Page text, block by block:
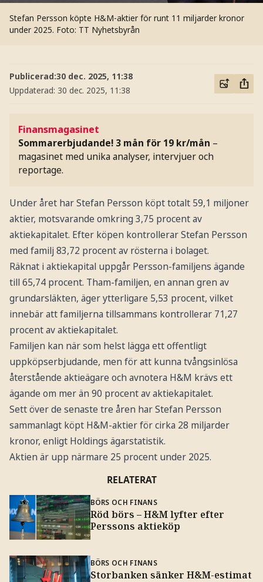
Stefan Persson köpte H&M-aktier för runt 11 miljarder kronor
under 2025. Foto: TT Nyhetsbyrån
Publicerad:30 dec. 2025, 11:38
Uppdaterad: 30 dec. 2025, 11:38
Finansmagasinet
Sommarerbjudande! 3 mån för 19 kr/mån –
magasinet med unika analyser, intervjuer och
reportage.
Under året har Stefan Persson köpt totalt 59,1 miljoner
aktier, motsvarande omkring 3,75 procent av
aktiekapitalet. Efter köpen kontrollerar Stefan Persson
med familj 83,72 procent av rösterna i bolaget.
Räknat i aktiekapital uppgår Persson-familjens ägande
till 65,74 procent. Tham-familjen, en annan gren av
grundarsläkten, äger ytterligare 5,53 procent, vilket
innebär att familjerna tillsammans kontrollerar 71,27
procent av aktiekapitalet.
Familjen kan när som helst lägga ett offentligt
uppköpserbjudande, men för att kunna tvångsinlösa
återstående aktieägare och avnotera H&M krävs ett
ägande om mer än 90 procent av aktiekapitalet.
Sett över de senaste tre åren har Stefan Persson
sammanlagt köpt H&M-aktier för cirka 28 miljarder
kronor, enligt Holdings ägarstatistik.
Aktien är upp närmare 25 procent under 2025.
RELATERAT
BÖRS OCH FINANS
Röd börs – H&M lyfter efter
Perssons aktieköp
BÖRS OCH FINANS
Storbanken sänker H&M-estimat